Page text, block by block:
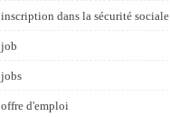
inscription dans la sécurité sociale
job
jobs
offre d'emploi